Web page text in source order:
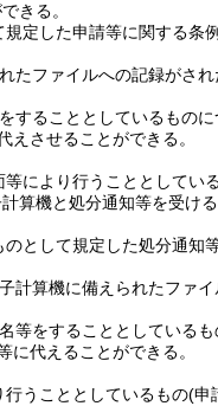
きる。
定した申請等に関する条
たファイルへの記録がさ
することとしているもの
させることができる。
により行うこととしてい
算機と処分通知等を受け
として規定した処分通知
計算機に備えられたファ
等をすることとしている
代えることができる。
うこととしているもの(申